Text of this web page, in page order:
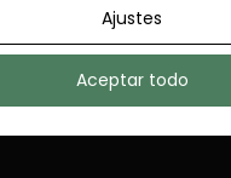
Ajustes
Aceptar todo